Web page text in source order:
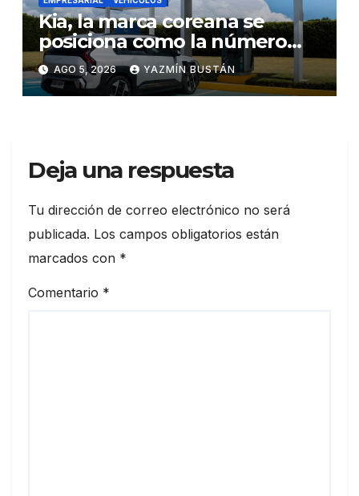
Kia, la marca coreana se
posiciona como la número
uno en ventas de vehículos
eléctricos en Ecuador
durante julio
AGO 5, 2026 YAZMÍN BUSTÁN
Deja una respuesta
Tu dirección de correo electrónico no será
publicada. Los campos obligatorios están
marcados con *
Comentario *